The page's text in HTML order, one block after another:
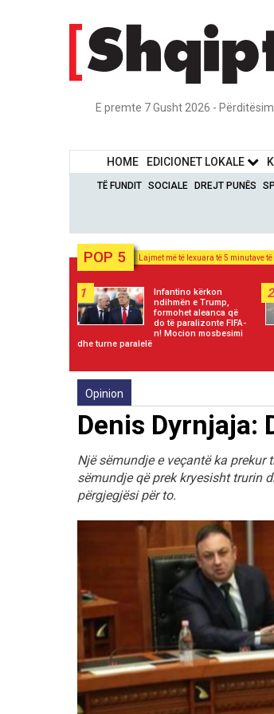
E premte 7 Gusht 2026 -
HOME EDICIONET LOKALE
TË FUNDIT SOCIALE DREJT PUNËS
POP 5 Lajmet më të lexuara të 5 minutave
1
Infantino kërkon
ndihmën e Trump,
formohet aleanca që
do të paralizonte FIFA-
n! Mocion mosbesimi
dhe turne paralelë
2
Opinion
Denis Dyrnjaja:
Një sëmundje e veçantë ka
sëmundje që prek kryesisht trurin
përgjegjësi për to.